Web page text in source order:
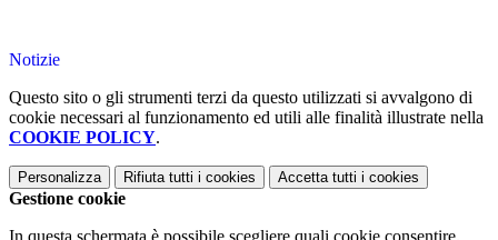
Notizie
Questo sito o gli strumenti terzi da questo utilizzati si avvalgono di
cookie necessari al funzionamento ed utili alle finalità illustrate nella
COOKIE POLICY.
Personalizza Rifiuta tutti i cookies Accetta tutti i cookies
Gestione cookie
In questa schermata è possibile scegliere quali cookie consentire.